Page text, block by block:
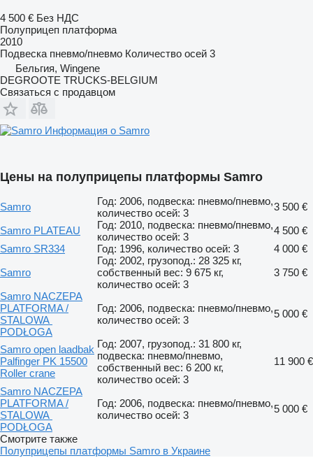
4 500 € Без НДС
Полуприцеп платформа
2010
Подвеска пневмо/пневмо Количество осей 3
Бельгия, Wingene
DEGROOTE TRUCKS-BELGIUM
Связаться с продавцом
Информация о Samro
Цены на полуприцепы платформы Samro
Samro
Год: 2006, подвеска: пневмо/пневмо,
количество осей: 3
3 500 €
Samro PLATEAU
Год: 2010, подвеска: пневмо/пневмо,
количество осей: 3
4 500 €
Samro SR334
Год: 1996, количество осей: 3
4 000 €
Samro
Год: 2002, грузопод.: 28 325 кг,
собственный вес: 9 675 кг,
количество осей: 3
3 750 €
Samro NACZEPA
PLATFORMA /
STALOWA
PODŁOGA
Год: 2006, подвеска: пневмо/пневмо,
количество осей: 3
5 000 €
Samro open laadbak
Palfinger PK 15500
Roller crane
Год: 2007, грузопод.: 31 800 кг,
подвеска: пневмо/пневмо,
собственный вес: 6 200 кг,
количество осей: 3
11 900 €
Samro NACZEPA
PLATFORMA /
STALOWA
PODŁOGA
Год: 2006, подвеска: пневмо/пневмо,
количество осей: 3
5 000 €
Смотрите также
Полуприцепы платформы Samro в Украине